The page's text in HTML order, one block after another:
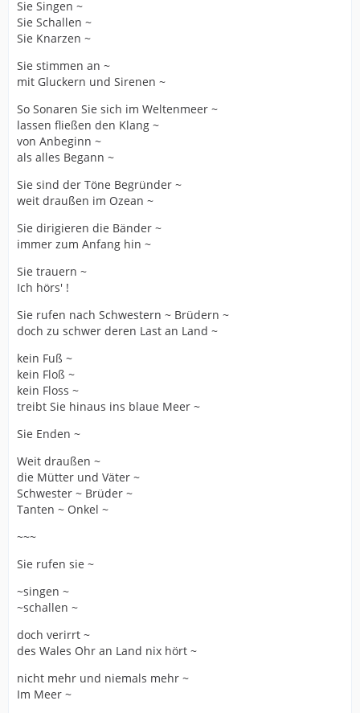
Sie Singen ~
Sie Schallen ~
Sie Knarzen ~
Sie stimmen an ~
mit Gluckern und Sirenen ~
So Sonaren Sie sich im Weltenmeer ~
lassen fließen den Klang ~
von Anbeginn ~
als alles Begann ~
Sie sind der Töne Begründer ~
weit draußen im Ozean ~
Sie dirigieren die Bänder ~
immer zum Anfang hin ~
Sie trauern ~
Ich hörs' !
Sie rufen nach Schwestern ~ Brüdern ~
doch zu schwer deren Last an Land ~
kein Fuß ~
kein Floß ~
kein Floss ~
treibt Sie hinaus ins blaue Meer ~
Sie Enden ~
Weit draußen ~
die Mütter und Väter ~
Schwester ~ Brüder ~
Tanten ~ Onkel ~
~~~
Sie rufen sie ~
~singen ~
~schallen ~
doch verirrt ~
des Wales Ohr an Land nix hört ~
nicht mehr und niemals mehr ~
Im Meer ~